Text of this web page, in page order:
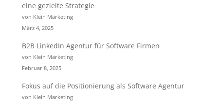
eine gezielte Strategie
von Klein Marketing
März 4, 2025
B2B LinkedIn Agentur für Software Firmen
von Klein Marketing
Februar 8, 2025
Fokus auf die Positionierung als Software Agentur
von Klein Marketing